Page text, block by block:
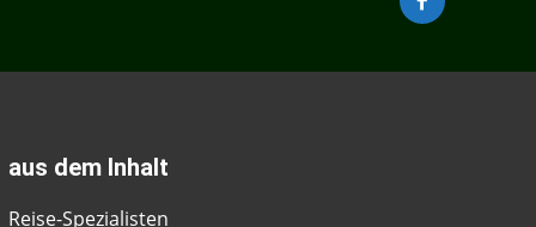
aus dem Inhalt
Reise-Spezialisten